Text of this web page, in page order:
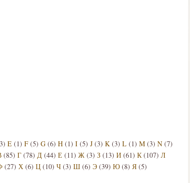
E (1) F (5) G (6) H (1) I (5) J (3) K (3) L (1) M (3) N (7)
(85) Г (78) Д (44) Е (11) Ж (3) З (13) И (61) К(107) Л
(27) Х (6) Ц (10) Ч (3) Ш (6) Э (39) Ю (8) Я (5)